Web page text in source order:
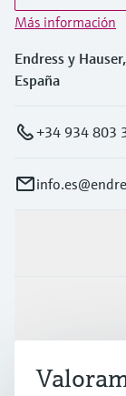
Más información
Endress y
España
+34 934 803
Soporte